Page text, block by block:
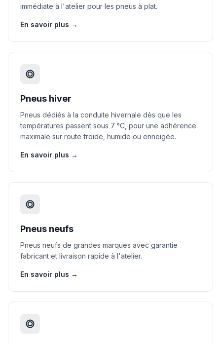
immédiate à l'atelier pour les pneus à plat.
En savoir plus →
Pneus hiver
Pneus dédiés à la conduite hivernale dès que les
températures passent sous 7 °C, pour une adhérence
maximale sur route froide, humide ou enneigée.
En savoir plus →
Pneus neufs
Pneus neufs de grandes marques avec garantie
fabricant et livraison rapide à l'atelier.
En savoir plus →